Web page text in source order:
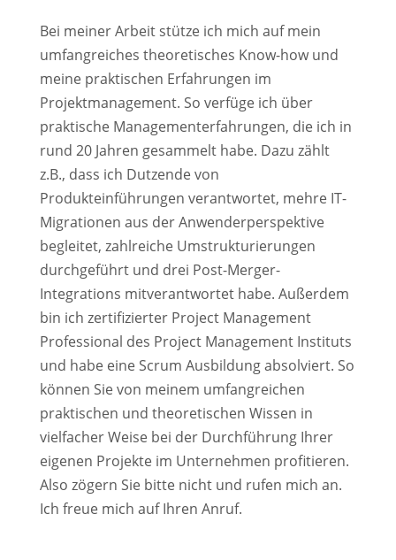
Bei meiner Arbeit stütze ich mich auf mein
umfangreiches theoretisches Know-how und
meine praktischen Erfahrungen im
Projektmanagement. So verfüge ich über
praktische Managementerfahrungen, die ich in
rund 20 Jahren gesammelt habe. Dazu zählt
z.B., dass ich Dutzende von
Produkteinführungen verantwortet, mehre IT-
Migrationen aus der Anwenderperspektive
begleitet, zahlreiche Umstrukturierungen
durchgeführt und drei Post-Merger-
Integrations mitverantwortet habe. Außerdem
bin ich zertifizierter Project Management
Professional des Project Management Instituts
und habe eine Scrum Ausbildung absolviert. So
können Sie von meinem umfangreichen
praktischen und theoretischen Wissen in
vielfacher Weise bei der Durchführung Ihrer
eigenen Projekte im Unternehmen profitieren.
Also zögern Sie bitte nicht und rufen mich an.
Ich freue mich auf Ihren Anruf.